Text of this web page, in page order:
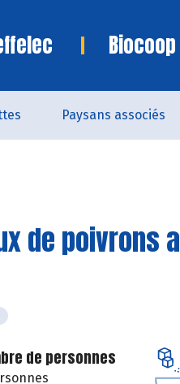
Paysans associés
de poivrons
de personnes